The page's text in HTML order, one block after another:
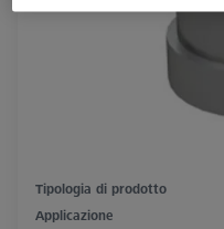
Tipologia di prodotto
Applicazione